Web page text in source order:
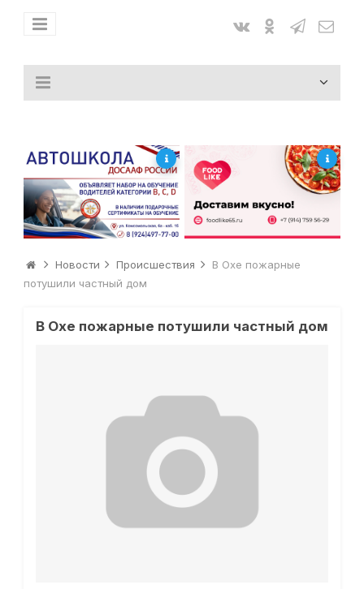
Новости Происшествия
В Охе пожарные
потушили частный дом
В Охе пожарные потушили частный дом